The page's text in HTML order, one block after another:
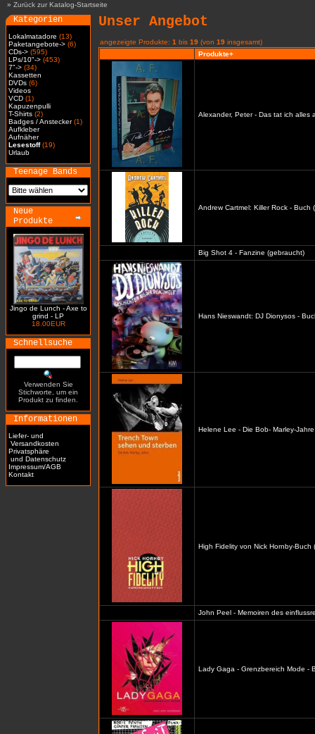
» Zurück zur Katalog-Startseite
Kategorien
Lokalmatadore (13)
Paketangebote-> (6)
CDs-> (595)
LPs/10"-> (453)
7"-> (34)
Kassetten
DVDs (6)
Videos
VCD (1)
Kapuzenpulli
T-Shirts (2)
Badges / Anstecker(1)
Aufkleber
Aufnäher
Lesestoff(19)
Urlaub
Teenage Bands
Neue
Produkte
Jingo de Lunch - Axe to
grind - LP
18.00EUR
Schnellsuche
Verwenden Sie
Stichworte, um ein
Produkt zu finden.
Informationen
Liefer- und
Versandkosten
Privatsphäre
und Datenschutz
Impressum/AGB
Kontakt
Unser Angebot
angezeigte Produkte: 1 bis 19 (von 19 insgesamt)
Produkte+
Alexander, Peter - Das tat ich alles
Andrew Cartmel: Killer Rock - Buch
Big Shot 4 - Fanzine (gebraucht)
Hans Nieswandt: DJ Dionysos -
Helene Lee - Die Bob- Marley-
High Fidelity von Nick Hornby-Buch
John Peel - Memoiren des
Lady Gaga - Grenzbereich Mode -